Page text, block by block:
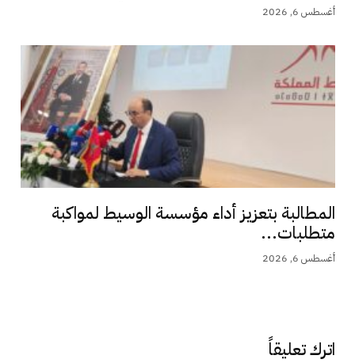
أغسطس 6, 2026
المطالبة بتعزيز أداء مؤسسة الوسيط لمواكبة
متطلبات...
أغسطس 6, 2026
اترك تعليقاً